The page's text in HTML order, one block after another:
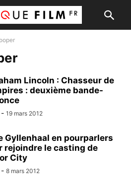
Lincoln : Chasseur de
: deuxième bande-
- 19 mars 2012
Gyllenhaal en pourparlers
rejoindre le casting de
City
- 8 mars 2012